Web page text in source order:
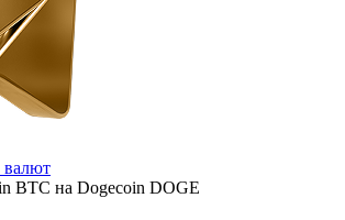
BTC на Dogecoin DOGE